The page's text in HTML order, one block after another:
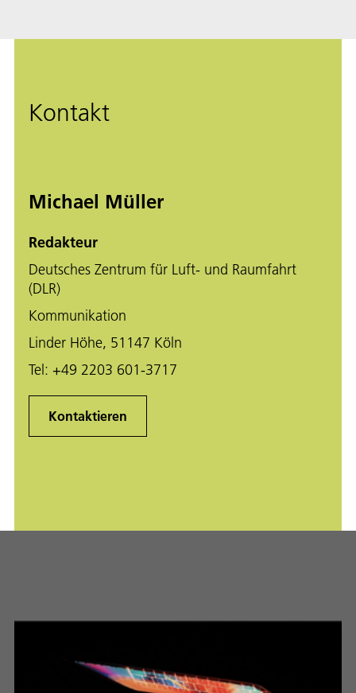
Kontakt
Michael Müller
Redakteur
Deutsches Zentrum für Luft- und Raumfahrt
(DLR)
Kommunikation
Linder Höhe, 51147 Köln
Tel: +49 2203 601-3717
Kontaktieren